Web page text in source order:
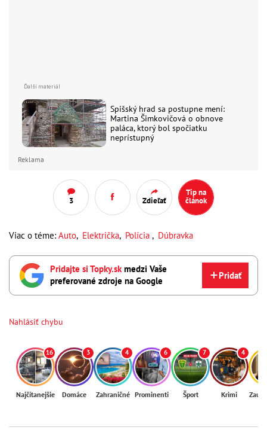
Spišský hrad sa postupne mení:
Martina Šimkovičová o obnove
paláca, ktorý bol spočiatku
neprístupný
Reklama
3 Zdieľať
Tip na
článok
Viac o téme: Auto, Električka, Polícia , Dúbravka
Pridajte si Topky.skmedzi Vaše
preferované zdroje na Google
Pridať
Nahlásiť chybu
16
Najčítanejšie
3
Domáce
4
Zahraničné
6
Prominenti
7
Šport
4
Krimi